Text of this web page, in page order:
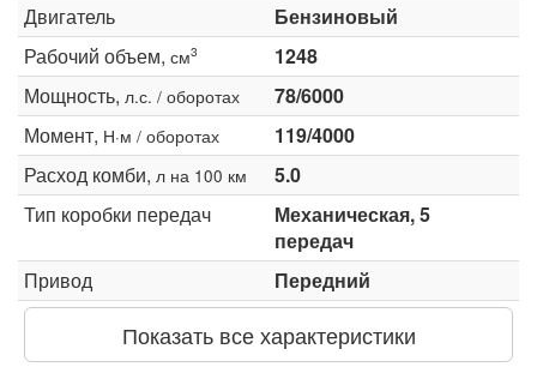
Двигатель
Бензиновый
Рабочий объем, см3
1248
Мощность, л.с. / оборотах
78/6000
Момент, Н·м / оборотах
119/4000
Расход комби, л на 100 км
5.0
Тип коробки передач
Механическая, 5
передач
Привод
Передний
Показать все характеристики